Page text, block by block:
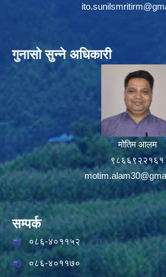
गुनासो सुन्ने अधिकारी
मोतिम आलम
९८६६९२२१६१
सम्पर्क
०८६-४०११५२
०८६-४०११७०